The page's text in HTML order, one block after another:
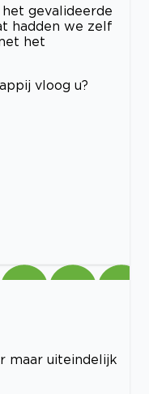
gevalideerde
hadden we zelf
het
vloog u?
maar uiteindelijk